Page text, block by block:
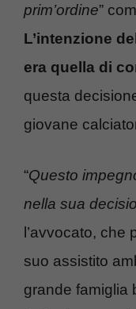
prim’ordine”
L’intenzione
era quella di
questa
giovane
“Questo
nella sua
l’avvocato, che
suo assistito
grande famiglia